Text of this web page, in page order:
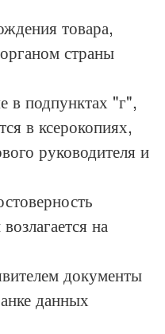
товара,
страны
подпунктах "г",
в ксерокопиях,
руководителя и
на
документы
данных